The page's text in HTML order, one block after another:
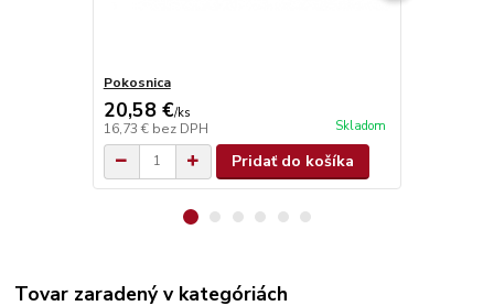
Pokosnica
20,58 €/ks
16,73 € bez DPH Skladom
Pridať do košíka
Tovar zaradený v kategóriách